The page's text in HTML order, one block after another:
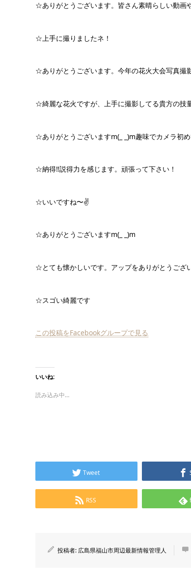
☆ありがとうございます。皆さん素晴らしい動画
☆上手に撮りましたネ！
☆ありがとうございます。今年の花火大会写真
☆綺麗な花火ですが、上手に撮影してる貴方の技
☆ありがとうございますm(_ _)m趣味でカメラ初
☆納得‼️説得力を感じます。頑張って下さい！
☆いいですね〜✌️
☆ありがとうございますm(_ _)m
☆とても懐かしいです。アップをありがとうござ
☆スゴい綺麗です
この投稿をFacebookグループで見る
いいね:
読み込み中…
Tweet
RSS
投稿者: 広島県福山市周辺最新情報管理人